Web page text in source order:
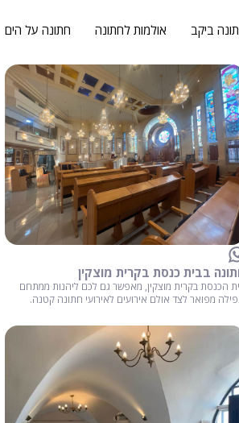
ביקב אולמות לחתונה חתונה על הים
בבית כנסת בקרית מוצקין
הכנסת בקרית מוצקין, מאפשר גם לכם ליהנות ממתחם
מפואר לצד אולם אירועים לאירועי חתונה קטנה.